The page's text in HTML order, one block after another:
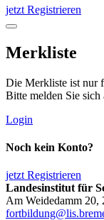
jetzt Registrieren
Merkliste
Die Merkliste ist nur
Bitte melden Sie sich
Login
Noch kein Konto?
jetzt Registrieren
Landesinstitut für
Am Weidedamm 20,